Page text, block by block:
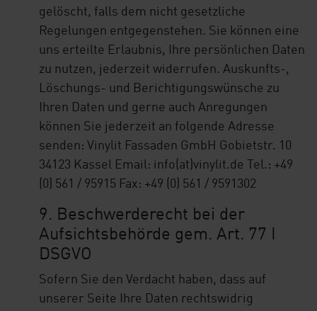
gelöscht, falls dem nicht gesetzliche
Regelungen entgegenstehen. Sie können eine
uns erteilte Erlaubnis, Ihre persönlichen Daten
zu nutzen, jederzeit widerrufen. Auskunfts-,
Löschungs- und Berichtigungswünsche zu
Ihren Daten und gerne auch Anregungen
können Sie jederzeit an folgende Adresse
senden: Vinylit Fassaden GmbH Gobietstr. 10
34123 Kassel Email: info(at)vinylit.de
Tel.: +49
(0) 561 / 95915 Fax: +49 (0) 561 / 9591302
9. Beschwerderecht bei der
Aufsichtsbehörde gem. Art. 77 I
DSGVO
Sofern Sie den Verdacht haben, dass auf
unserer Seite Ihre Daten rechtswidrig